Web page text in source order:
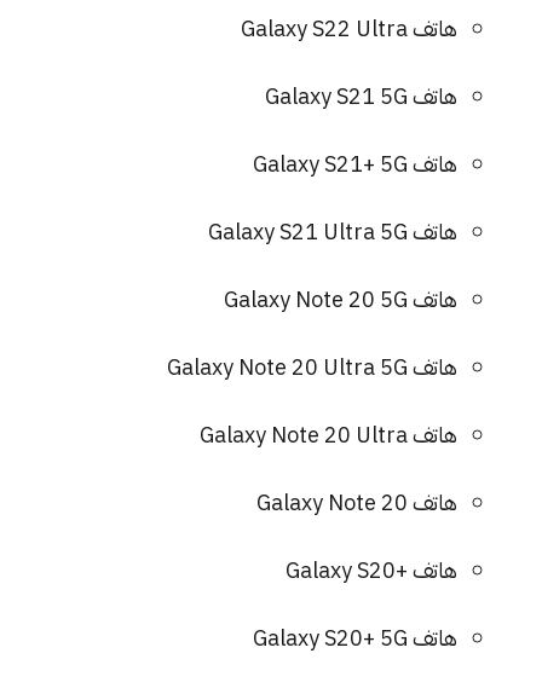
هاتف Galaxy S22 Ultra
هاتف Galaxy S21 5G
هاتف Galaxy S21+ 5G
هاتف Galaxy S21 Ultra 5G
هاتف Galaxy Note 20 5G
هاتف Galaxy Note 20 Ultra 5G
هاتف Galaxy Note 20 Ultra
هاتف Galaxy Note 20
هاتف +Galaxy S20
هاتف Galaxy S20+ 5G